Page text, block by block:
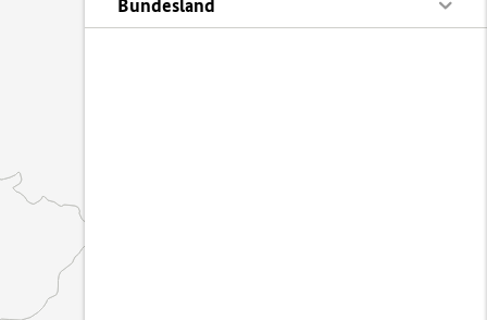
Bundesland